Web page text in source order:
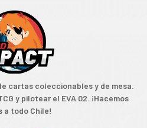
cartas coleccionables y de mesa.
y pilotear el EVA 02. ¡Hacemos
a todo Chile!